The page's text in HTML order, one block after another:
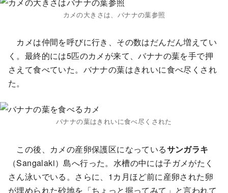
カメの大きさは、バナナの葉参照
カメは仲間を呼びに行き、その数はだんだん増えてい
く。最終的には5匹のカメが来て、バナナの葉を手で押
さえて食べていた。バナナの葉はきれいに食べ尽くされ
た。
バナナの葉はきれいに食べ尽くされた
この後、カメの産卵保護区になっているサンガラキ
（Sangalaki）島へ行った。水槽の中には子ガメがたく
さん泳いでいる。さらに、1カ月ほど前に産卵された卵
が埋められた砂地を「ちょっと掘ってみて」と言われて